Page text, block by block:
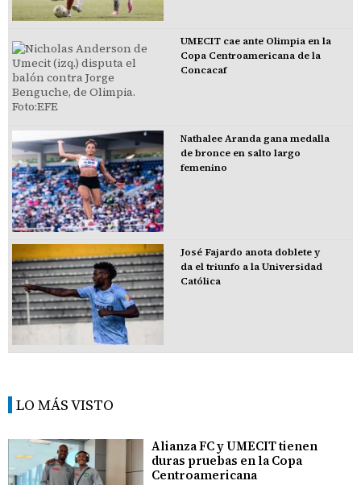
UMECIT cae ante Olimpia en la
Copa Centroamericana de la
Concacaf
Nathalee Aranda gana medalla
de bronce en salto largo
femenino
José Fajardo anota doblete y
da el triunfo a la Universidad
Católica
LO MÁS VISTO
Alianza FC y UMECIT tienen
duras pruebas en la Copa
Centroamericana